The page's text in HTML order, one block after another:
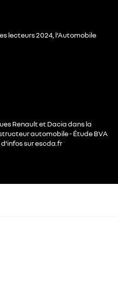
lecteurs 2024, l’Automobile
Renault et Dacia dans la
automobile - Étude BVA
d’infos sur escda.fr